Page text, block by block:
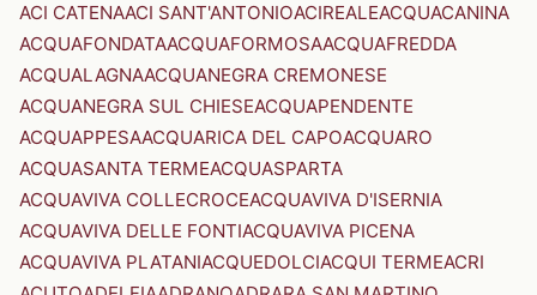
ACI CATENAACI SANT'ANTONIOACIREALEACQUACANINA
ACQUAFONDATAACQUAFORMOSAACQUAFREDDA
ACQUALAGNAACQUANEGRA CREMONESE
ACQUANEGRA SUL CHIESEACQUAPENDENTE
ACQUAPPESAACQUARICA DEL CAPOACQUARO
ACQUASANTA TERMEACQUASPARTA
ACQUAVIVA COLLECROCEACQUAVIVA D'ISERNIA
ACQUAVIVA DELLE FONTIACQUAVIVA PICENA
ACQUAVIVA PLATANIACQUEDOLCIACQUI TERMEACRI